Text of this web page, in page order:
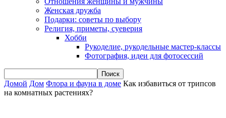
Женская дружба
Подарки: советы по выбору
Религия, приметы, суеверия
Хобби
Рукоделие, рукодельные мастер-классы
Фотография, идеи для фотосессий
Домой Дом Флора и фауна в доме Как избавиться от трипсов
на комнатных растениях?